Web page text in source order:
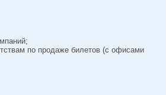
по продаже билетов (с офисами